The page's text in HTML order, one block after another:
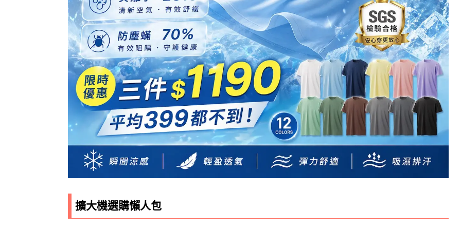
擴大機選購懶人包